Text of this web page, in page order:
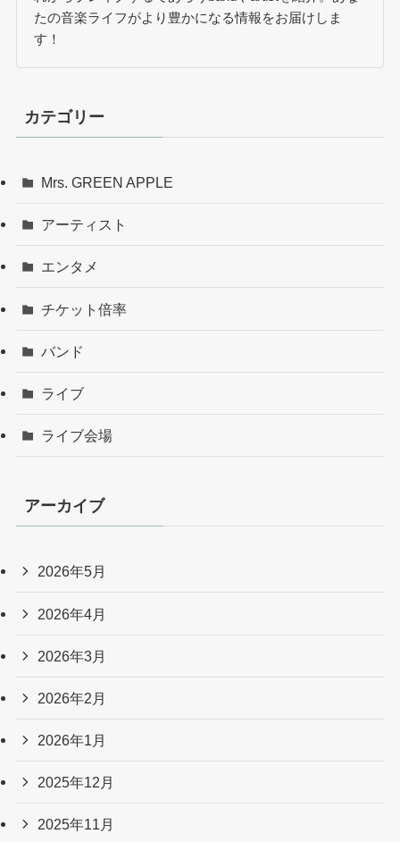
たの音楽ライフがより豊かになる情報をお届けしま
す！
カテゴリー
Mrs. GREEN APPLE
アーティスト
エンタメ
チケット倍率
バンド
ライブ
ライブ会場
アーカイブ
2026年5月
2026年4月
2026年3月
2026年2月
2026年1月
2025年12月
2025年11月